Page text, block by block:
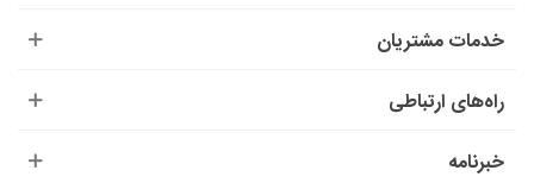
خدمات مشتریان
راه‌های ارتباطی
خبرنامه